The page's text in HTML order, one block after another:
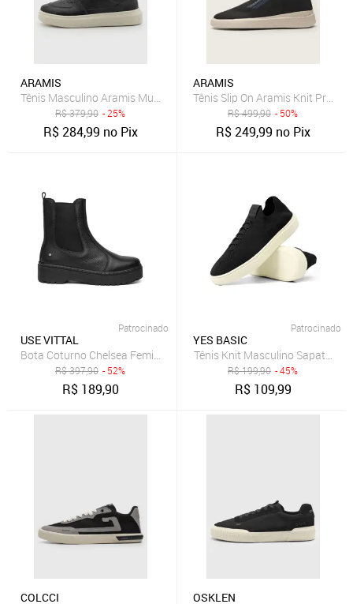
ARAMIS
Tênis Masculino Aramis Multi Avenue Preto
R$379,90 - 25%
R$284,99 no Pix
ARAMIS
Tênis Slip On Aramis Knit Preto
R$499,90 - 50%
R$249,99 no Pix
Patrocinado
USE VITTAL
Bota Coturno Chelsea Feminino Vittal Luisa em Couro Preta
R$397,90 - 52%
R$ 189,90
Patrocinado
YES BASIC
Tênis Knit Masculino Sapatenis
R$199,90 - 45%
R$ 109,99
COLCCI OSKLEN